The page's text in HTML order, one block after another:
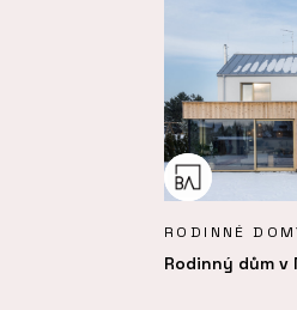
RODINNÉ
Rodinný dům v